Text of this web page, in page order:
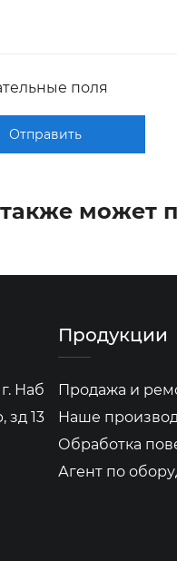
поля
Отправить
может
Наб
13
Продукции
Продажа и
Наше
Обработка
Агент по